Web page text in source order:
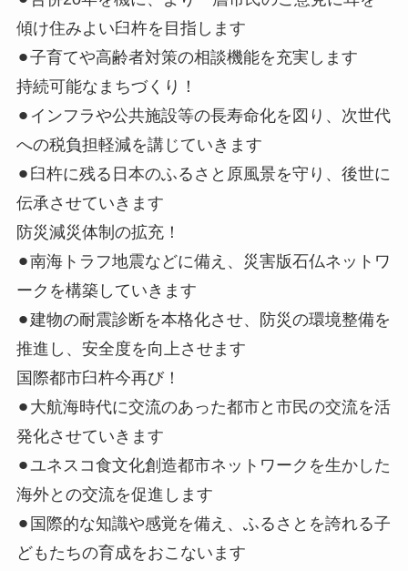
傾け住みよい臼杵を目指します
⚫︎子育てや高齢者対策の相談機能を充実します
持続可能なまちづくり！
⚫︎インフラや公共施設等の長寿命化を図り、次世代
への税負担軽減を講じていきます
⚫︎臼杵に残る日本のふるさと原風景を守り、後世に
伝承させていきます
防災減災体制の拡充！
⚫︎南海トラフ地震などに備え、災害版石仏ネットワ
ークを構築していきます
⚫︎建物の耐震診断を本格化させ、防災の環境整備を
推進し、安全度を向上させます
国際都市臼杵今再び！
⚫︎大航海時代に交流のあった都市と市民の交流を活
発化させていきます
⚫︎ユネスコ食文化創造都市ネットワークを生かした
海外との交流を促進します
⚫︎国際的な知識や感覚を備え、ふるさとを誇れる子
どもたちの育成をおこないます